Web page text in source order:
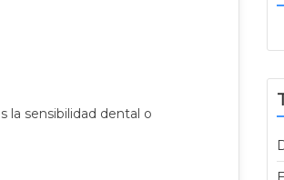
la sensibilidad dental o